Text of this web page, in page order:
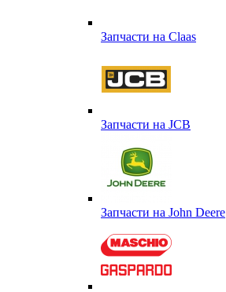
Запчасти на Сlaas
Запчасти на JCB
Запчасти на John Deere